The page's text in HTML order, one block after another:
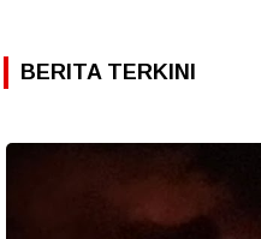
BERITA TERKINI